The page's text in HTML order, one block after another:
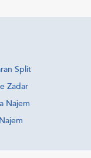
Split
Zadar
Najem